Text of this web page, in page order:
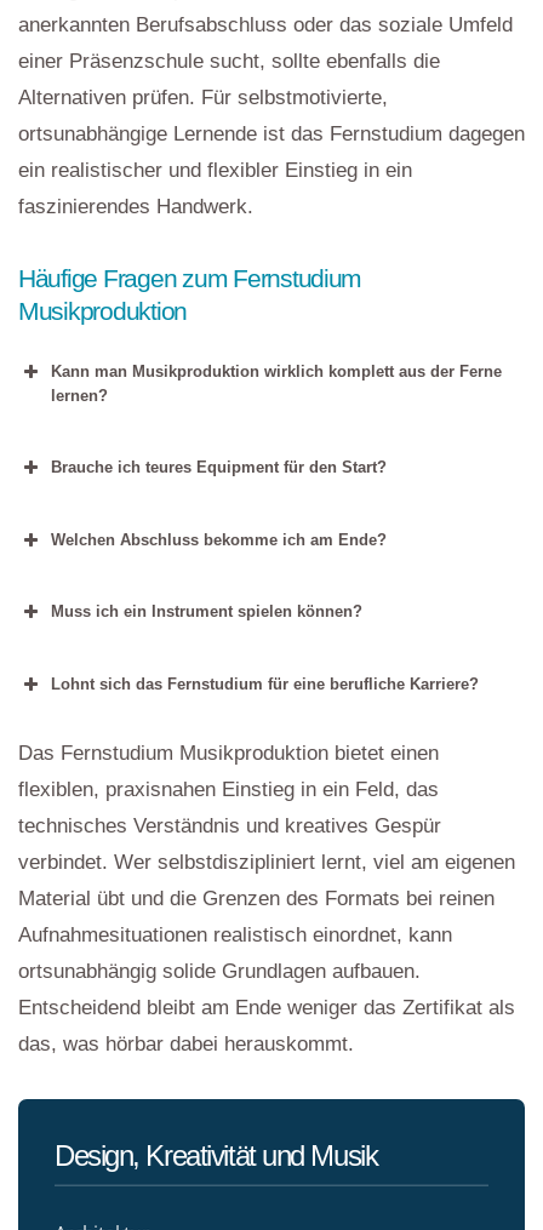
anerkannten Berufsabschluss oder das soziale Umfeld
einer Präsenzschule sucht, sollte ebenfalls die
Alternativen prüfen. Für selbstmotivierte,
ortsunabhängige Lernende ist das Fernstudium dagegen
ein realistischer und flexibler Einstieg in ein
faszinierendes Handwerk.
Häufige Fragen zum Fernstudium
Musikproduktion
Kann man Musikproduktion wirklich komplett aus der Ferne
lernen?
Brauche ich teures Equipment für den Start?
Welchen Abschluss bekomme ich am Ende?
Muss ich ein Instrument spielen können?
Lohnt sich das Fernstudium für eine berufliche Karriere?
Das Fernstudium Musikproduktion bietet einen
flexiblen, praxisnahen Einstieg in ein Feld, das
technisches Verständnis und kreatives Gespür
verbindet. Wer selbstdiszipliniert lernt, viel am eigenen
Material übt und die Grenzen des Formats bei reinen
Aufnahmesituationen realistisch einordnet, kann
ortsunabhängig solide Grundlagen aufbauen.
Entscheidend bleibt am Ende weniger das Zertifikat als
das, was hörbar dabei herauskommt.
Design, Kreativität und Musik